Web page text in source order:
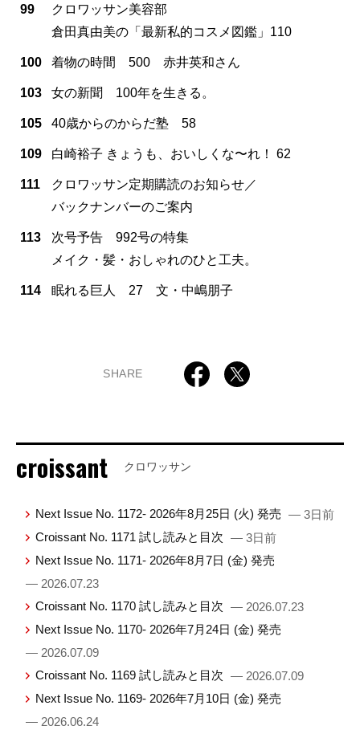
99
クロワッサン美容部
倉田真由美の「最新私的コスメ図鑑」110
100 着物の時間 500 赤井英和さん
103 女の新聞 100年を生きる。
105 40歳からのからだ塾 58
109 白崎裕子 きょうも、おいしくな〜れ！ 62
111
クロワッサン定期購読のお知らせ／
バックナンバーのご案内
113
次号予告 992号の特集
メイク・髪・おしゃれのひと工夫。
114 眠れる巨人 27 文・中嶋朋子
SHARE
croissant クロワッサン
Next Issue No. 1172- 2026年8月25日 (火) 発売 — 3日前
Croissant No. 1171 試し読みと目次 — 3日前
Next Issue No. 1171- 2026年8月7日 (金) 発売
— 2026.07.23
Croissant No. 1170 試し読みと目次 — 2026.07.23
Next Issue No. 1170- 2026年7月24日 (金) 発売
— 2026.07.09
Croissant No. 1169 試し読みと目次 — 2026.07.09
Next Issue No. 1169- 2026年7月10日 (金) 発売
— 2026.06.24